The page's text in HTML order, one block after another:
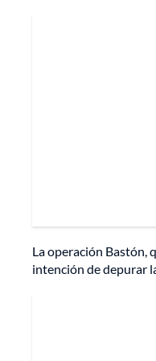
La operación Bastón,
intención de depurar